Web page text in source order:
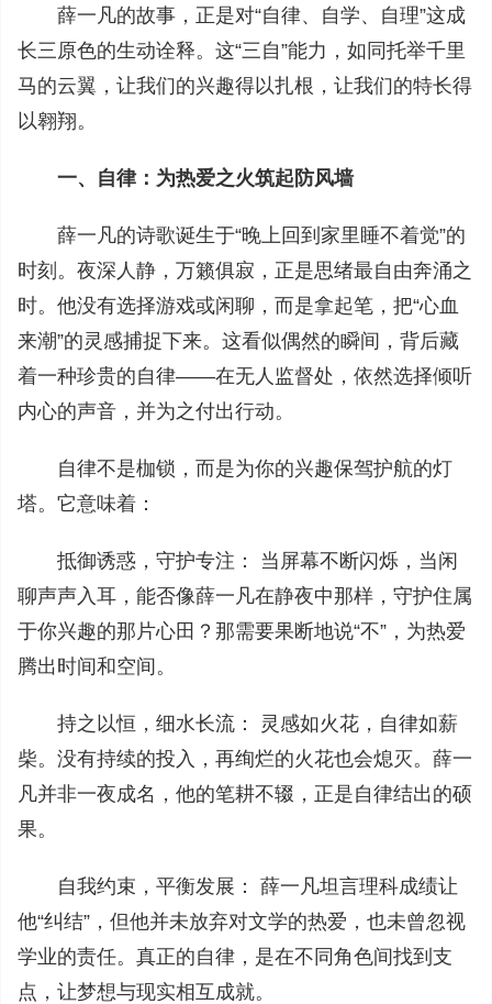
薛一凡的故事，正是对“自律、自学、自理”这成
长三原色的生动诠释。这“三自”能力，如同托举千里
马的云翼，让我们的兴趣得以扎根，让我们的特长得
以翱翔。
一、自律：为热爱之火筑起防风墙
薛一凡的诗歌诞生于“晚上回到家里睡不着觉”的
时刻。夜深人静，万籁俱寂，正是思绪最自由奔涌之
时。他没有选择游戏或闲聊，而是拿起笔，把“心血
来潮”的灵感捕捉下来。这看似偶然的瞬间，背后藏
着一种珍贵的自律——在无人监督处，依然选择倾听
内心的声音，并为之付出行动。
自律不是枷锁，而是为你的兴趣保驾护航的灯
塔。它意味着：
抵御诱惑，守护专注： 当屏幕不断闪烁，当闲
聊声声入耳，能否像薛一凡在静夜中那样，守护住属
于你兴趣的那片心田？那需要果断地说“不”，为热爱
腾出时间和空间。
持之以恒，细水长流： 灵感如火花，自律如薪
柴。没有持续的投入，再绚烂的火花也会熄灭。薛一
凡并非一夜成名，他的笔耕不辍，正是自律结出的硕
果。
自我约束，平衡发展： 薛一凡坦言理科成绩让
他“纠结”，但他并未放弃对文学的热爱，也未曾忽视
学业的责任。真正的自律，是在不同角色间找到支
点，让梦想与现实相互成就。